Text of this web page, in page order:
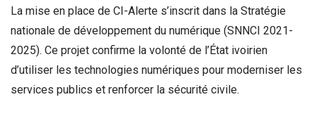
La mise en place de CI-Alerte s’inscrit dans la Stratégie
nationale de développement du numérique (SNNCI 2021-
2025). Ce projet confirme la volonté de l’État ivoirien
d’utiliser les technologies numériques pour moderniser les
services publics et renforcer la sécurité civile.